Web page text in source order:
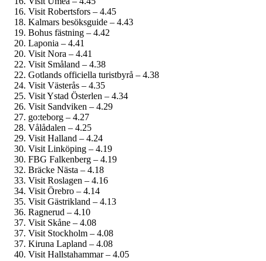
Visit Robertsfors – 4.45
Kalmars besöksguide – 4.43
Bohus fästning – 4.42
Laponia – 4.41
Visit Nora – 4.41
Visit Småland – 4.38
Gotlands officiella turistbyrå – 4.38
Visit Västerås – 4.35
Visit Ystad Österlen – 4.34
Visit Sandviken – 4.29
go:teborg – 4.27
Vålådalen – 4.25
Visit Halland – 4.24
Visit Linköping – 4.19
FBG Falkenberg – 4.19
Bräcke Nästa – 4.18
Visit Roslagen – 4.16
Visit Örebro – 4.14
Visit Gästrikland – 4.13
Ragnerud – 4.10
Visit Skåne – 4.08
Visit Stockholm – 4.08
Kiruna Lapland – 4.08
Visit Hallstahammar – 4.05